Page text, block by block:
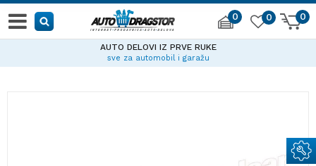
0 0
0
AUTO DELOVI IZ PRVE RUKE
sve za automobil i garažu